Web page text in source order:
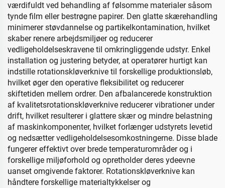
værdifuldt ved behandling af følsomme materialer såsom
tynde film eller bestrøgne papirer. Den glatte skærehandling
minimerer støvdannelse og partikelkontamination, hvilket
skaber renere arbejdsmiljøer og reducerer
vedligeholdelseskravene til omkringliggende udstyr. Enkel
installation og justering betyder, at operatører hurtigt kan
indstille rotationskløverknive til forskellige produktionsløb,
hvilket øger den operative fleksibilitet og reducerer
skiftetiden mellem ordrer. Den afbalancerede konstruktion
af kvalitetsrotationskløverknive reducerer vibrationer under
drift, hvilket resulterer i glattere skær og mindre belastning
af maskinkomponenter, hvilket forlænger udstyrets levetid
og nedsætter vedligeholdelsesomkostningerne. Disse blade
fungerer effektivt over brede temperaturområder og i
forskellige miljøforhold og opretholder deres ydeevne
uanset omgivende faktorer. Rotationskløverknive kan
håndtere forskellige materialtykkelser og